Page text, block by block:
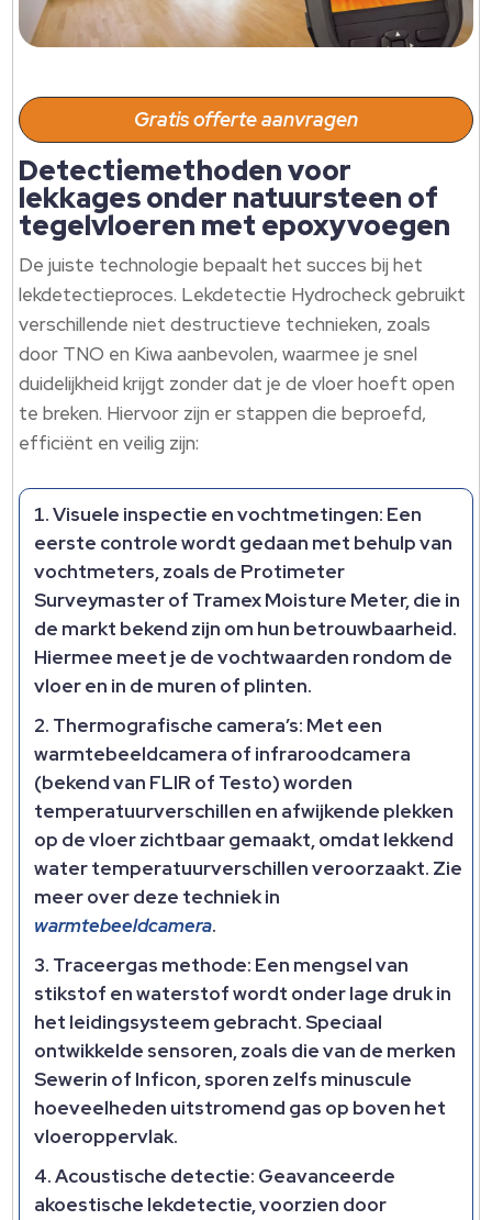
Gratis offerte aanvragen
Detectiemethoden voor
lekkages onder natuursteen of
tegelvloeren met epoxyvoegen
De juiste technologie bepaalt het succes bij het
lekdetectieproces. Lekdetectie Hydrocheck gebruikt
verschillende niet destructieve technieken, zoals
door TNO en Kiwa aanbevolen, waarmee je snel
duidelijkheid krijgt zonder dat je de vloer hoeft open
te breken. Hiervoor zijn er stappen die beproefd,
efficiënt en veilig zijn:
Visuele inspectie en vochtmetingen: Een
eerste controle wordt gedaan met behulp van
vochtmeters, zoals de Protimeter
Surveymaster of Tramex Moisture Meter, die in
de markt bekend zijn om hun betrouwbaarheid.
Hiermee meet je de vochtwaarden rondom de
vloer en in de muren of plinten.
Thermografische camera’s: Met een
warmtebeeldcamera of infraroodcamera
(bekend van FLIR of Testo) worden
temperatuurverschillen en afwijkende plekken
op de vloer zichtbaar gemaakt, omdat lekkend
water temperatuurverschillen veroorzaakt. Zie
meer over deze techniek in
warmtebeeldcamera.
Traceergas methode: Een mengsel van
stikstof en waterstof wordt onder lage druk in
het leidingsysteem gebracht. Speciaal
ontwikkelde sensoren, zoals die van de merken
Sewerin of Inficon, sporen zelfs minuscule
hoeveelheden uitstromend gas op boven het
vloeroppervlak.
Acoustische detectie: Geavanceerde
akoestische lekdetectie, voorzien door